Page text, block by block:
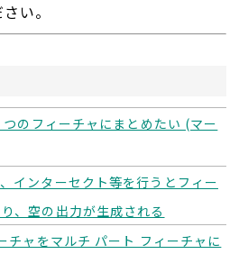
い。
のフィーチャにまとめたい (マー
インターセクト等を行うとフィー
、空の出力が生成される
チャをマルチ パート フィーチャに